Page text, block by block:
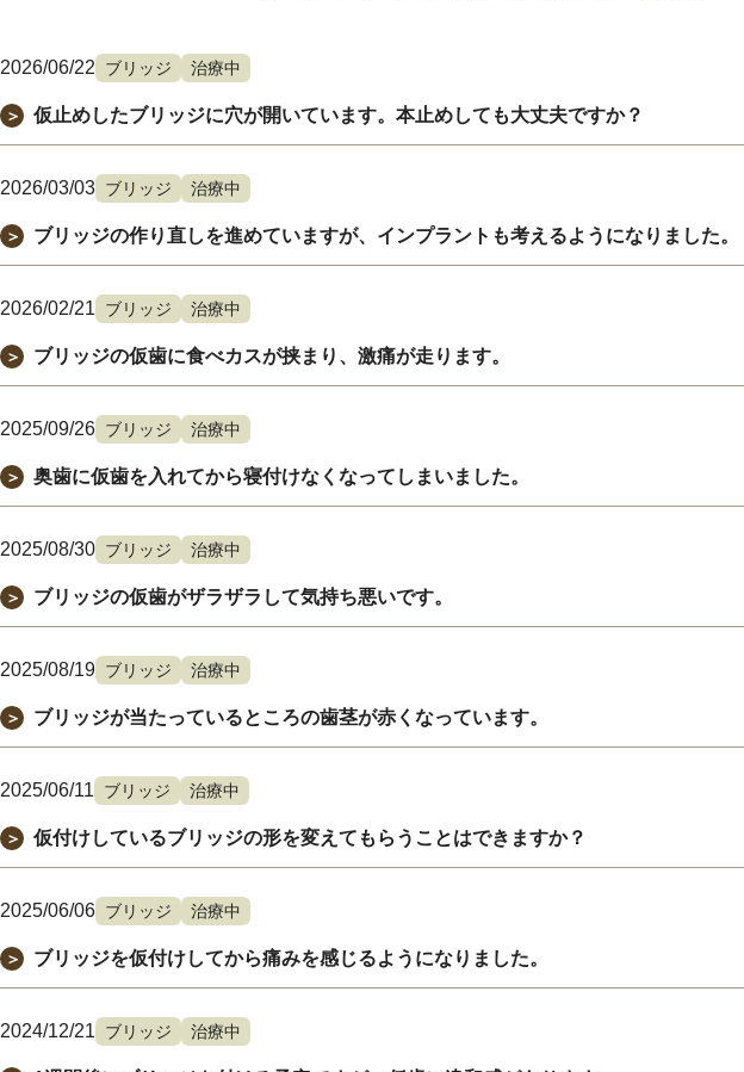
2026/06/22 ブリッジ 治療中
＞ 仮止めしたブリッジに穴が開いています。本止めしても大丈夫ですか？
2026/03/03 ブリッジ 治療中
＞ ブリッジの作り直しを進めていますが、インプラントも考えるようになりました。
2026/02/21 ブリッジ 治療中
＞ ブリッジの仮歯に食べカスが挟まり、激痛が走ります。
2025/09/26 ブリッジ 治療中
＞ 奥歯に仮歯を入れてから寝付けなくなってしまいました。
2025/08/30 ブリッジ 治療中
＞ ブリッジの仮歯がザラザラして気持ち悪いです。
2025/08/19 ブリッジ 治療中
＞ ブリッジが当たっているところの歯茎が赤くなっています。
2025/06/11 ブリッジ 治療中
＞ 仮付けしているブリッジの形を変えてもらうことはできますか？
2025/06/06 ブリッジ 治療中
＞ ブリッジを仮付けしてから痛みを感じるようになりました。
2024/12/21 ブリッジ 治療中